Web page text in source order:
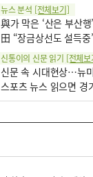
뉴스 분석 [전체보기]
신통이의 신문 읽기 [전체보
신문 속 시대현상…뉴
스포츠 뉴스 읽으면 경
팩트체크[전체보기]